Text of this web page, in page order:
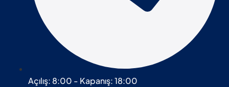
Açılış: 8:00 - Kapanış: 18:00